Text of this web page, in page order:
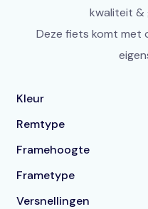
kwaliteit &
Deze fiets komt met
Kleur
Remtype
Framehoogte
Frametype
Versnellingen